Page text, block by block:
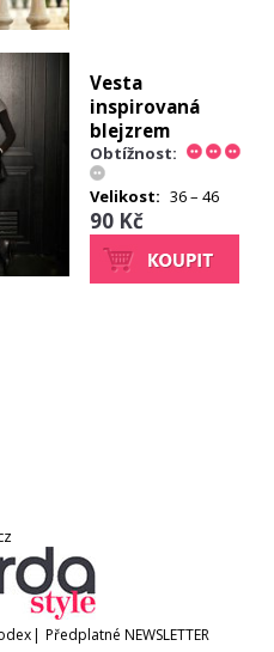
Vesta
inspirovaná
blejzrem
Obtížnost:
Velikost: 36 – 46
90 Kč
| Předplatné NEWSLETTER